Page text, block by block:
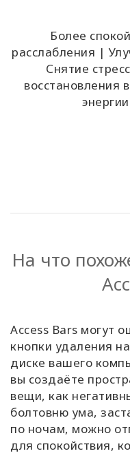
Более
расслабления |
Снятие
восстановления
На что
Access Bars могут
кнопки удаления
диске вашего
вы создаёте
вещи, как
болтовню ума,
по ночам, можно
для спокойствия,